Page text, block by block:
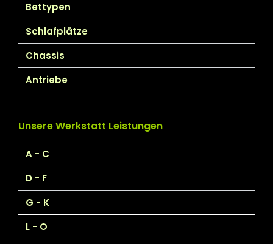
Bettypen
Schlafplätze
Chassis
Antriebe
Unsere Werkstatt Leistungen
A - C
D - F
G - K
L - O